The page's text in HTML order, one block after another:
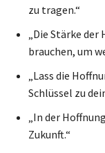
zu tragen.“
„Die Stärke
brauchen, um
„Lass die
Schlüssel zu
„In der
Zukunft.“